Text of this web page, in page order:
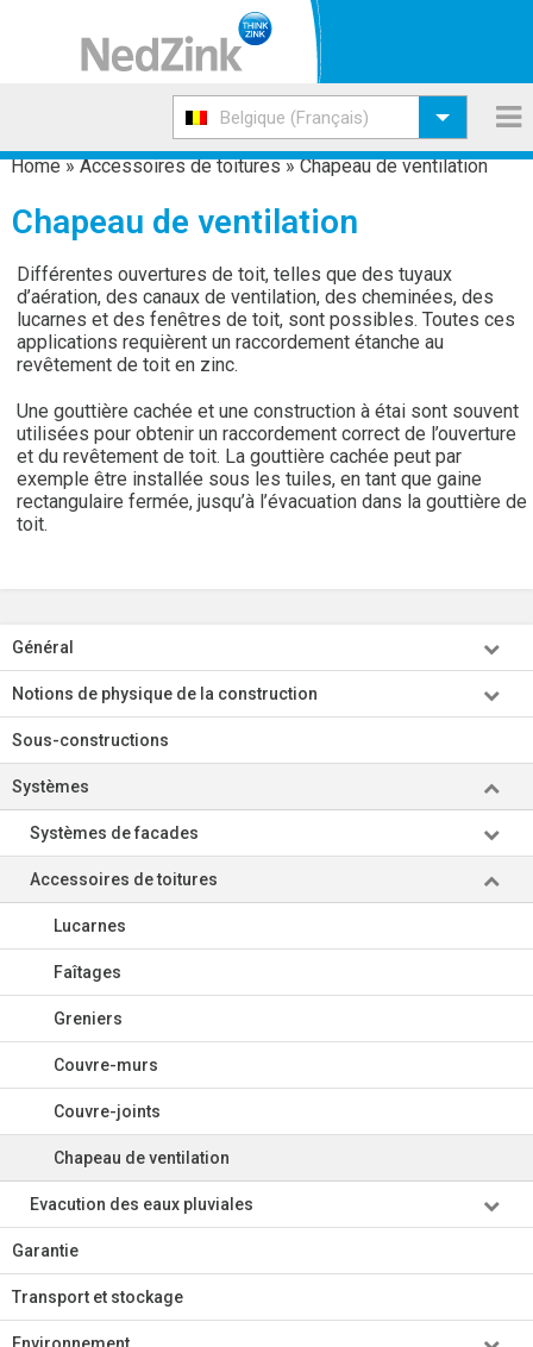
Belgique (Français)
Home»Accessoires de toitures»Chapeau de ventilation
Chapeau de ventilation
Différentes ouvertures de toit, telles que des tuyaux
d’aération, des canaux de ventilation, des cheminées, des
lucarnes et des fenêtres de toit, sont possibles. Toutes ces
applications requièrent un raccordement étanche au
revêtement de toit en zinc.
Une gouttière cachée et une construction à étai sont souvent
utilisées pour obtenir un raccordement correct de l’ouverture
et du revêtement de toit. La gouttière cachée peut par
exemple être installée sous les tuiles, en tant que gaine
rectangulaire fermée, jusqu’à l’évacuation dans la gouttière de
toit.
Général
Notions de physique de la construction
Sous-constructions
Systèmes
Systèmes de facades
Accessoires de toitures
Lucarnes
Faîtages
Greniers
Couvre-murs
Couvre-joints
Chapeau de ventilation
Evacution des eaux pluviales
Garantie
Transport et stockage